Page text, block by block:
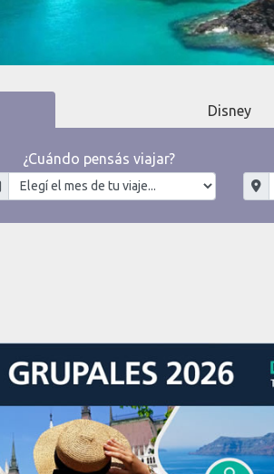
Disney
¿Cuándo pensás viajar?